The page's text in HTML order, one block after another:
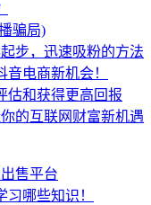
骗局)
步，迅速吸粉的方法
电商新机会！
估和获得更高回报
的互联网财富新机遇
售平台
哪些知识！